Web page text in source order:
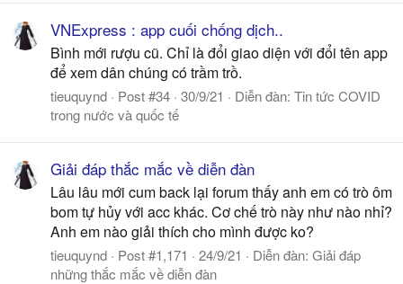
VNExpress : app cuối chống dịch..
Bình mới rượu cũ. Chỉ là đổi giao diện với đổi tên app
để xem dân chúng có trầm trồ.
tieuquynd Post #34 30/9/21 Diễn đàn: Tin tức COVID
trong nước và quốc tế
Giải đáp thắc mắc về diễn đàn
Lâu lâu mới cum back lại forum thấy anh em có trò ôm
bom tự hủy với acc khác. Cơ chế trò này như nào nhỉ?
Anh em nào giải thích cho mình được ko?
tieuquynd Post #1,171 24/9/21 Diễn đàn: Giải đáp
những thắc mắc về diễn đàn